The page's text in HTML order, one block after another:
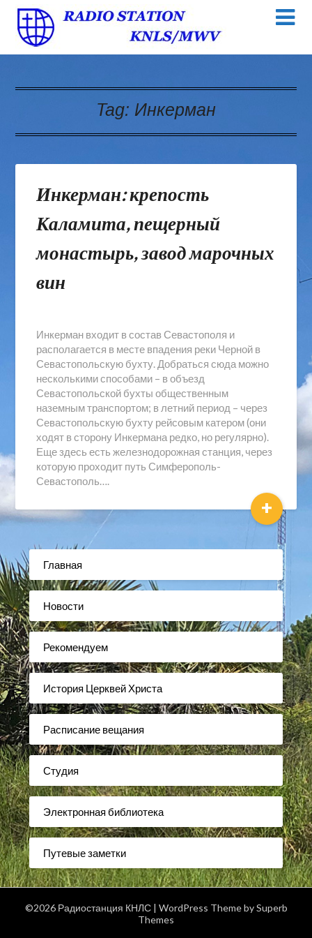
Tag: Инкерман
Инкерман: крепость
Каламита, пещерный
монастырь, завод марочных
вин
Инкерман входит в состав Севастополя и
располагается в месте впадения реки Черной в
Севастопольскую бухту. Добраться сюда можно
несколькими способами – в объезд
Севастопольской бухты общественным
наземным транспортом; в летний период – через
Севастопольскую бухту рейсовым катером (они
ходят в сторону Инкермана редко, но регулярно).
Еще здесь есть железнодорожная станция, через
которую проходит путь Симферополь-
Севастополь….
+
Главная
Новости
Рекомендуем
История Церквей Христа
Расписание вещания
Студия
Электронная библиотека
Путевые заметки
©2026 Радиостанция КНЛС | WordPress Theme bySuperb
Themes